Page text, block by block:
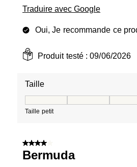
Traduire avec Google
Oui, Je recommande ce
Produit testé :09/06/2026
Taille
Taille petit
4 sur 5 étoiles.
Bermuda